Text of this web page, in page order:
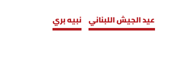
عيد الجيش اللبناني نبيه بري